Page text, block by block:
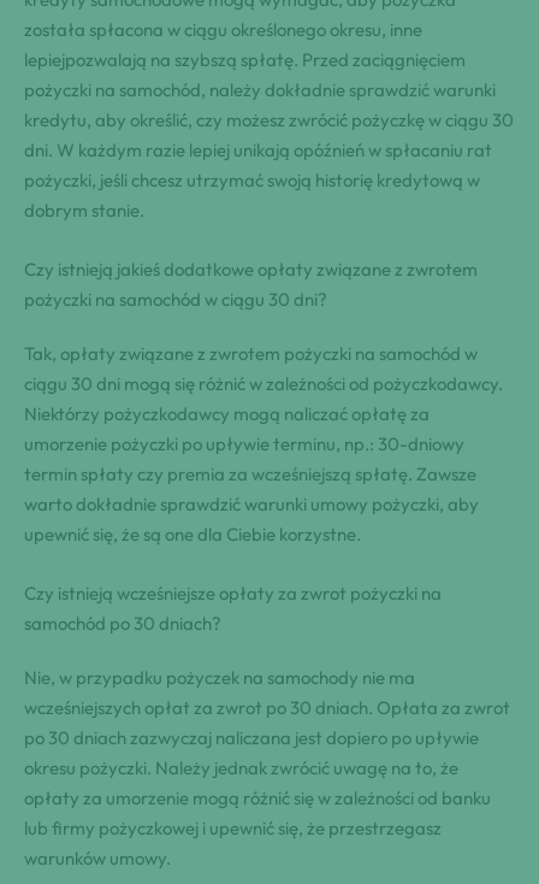
została spłacona w ciągu określonego okresu, inne
lepiejpozwalają na szybszą spłatę. Przed zaciągnięciem
pożyczki na samochód, należy dokładnie sprawdzić warunki
kredytu, aby określić, czy możesz zwrócić pożyczkę w ciągu 30
dni. W każdym razie lepiej unikają opóźnień w spłacaniu rat
pożyczki, jeśli chcesz utrzymać swoją historię kredytową w
dobrym stanie.
Czy istnieją jakieś dodatkowe opłaty związane z zwrotem
pożyczki na samochód w ciągu 30 dni?
Tak, opłaty związane z zwrotem pożyczki na samochód w
ciągu 30 dni mogą się różnić w zależności od pożyczkodawcy.
Niektórzy pożyczkodawcy mogą naliczać opłatę za
umorzenie pożyczki po upływie terminu, np.: 30-dniowy
termin spłaty czy premia za wcześniejszą spłatę. Zawsze
warto dokładnie sprawdzić warunki umowy pożyczki, aby
upewnić się, że są one dla Ciebie korzystne.
Czy istnieją wcześniejsze opłaty za zwrot pożyczki na
samochód po 30 dniach?
Nie, w przypadku pożyczek na samochody nie ma
wcześniejszych opłat za zwrot po 30 dniach. Opłata za zwrot
po 30 dniach zazwyczaj naliczana jest dopiero po upływie
okresu pożyczki. Należy jednak zwrócić uwagę na to, że
opłaty za umorzenie mogą różnić się w zależności od banku
lub firmy pożyczkowej i upewnić się, że przestrzegasz
warunków umowy.